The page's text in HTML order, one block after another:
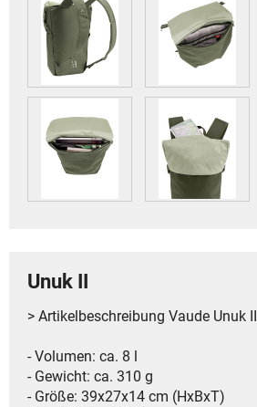
Unuk II
> Artikelbeschreibung Vaude Unuk II
- Volumen: ca. 8 l
- Gewicht: ca. 310 g
- Größe: 39x27x14 cm (HxBxT)